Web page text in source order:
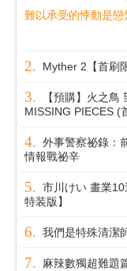
難以承受的悸動是戀
Myther 2【首刷
【預購】火之
MISSING PIECES (
外事警察祕錄：
情報戰祕辛
市川けい 畫業
特装版】
我們是特殊清潔
麻辣數獨超難題